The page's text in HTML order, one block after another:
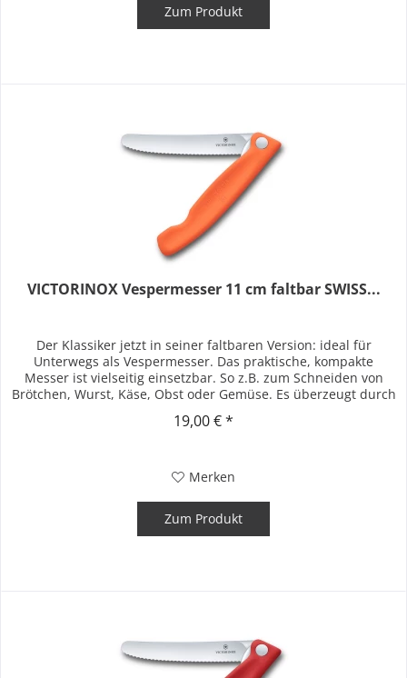
Zum Produkt
VICTORINOX Vespermesser 11 cm faltbar SWISS...
Der Klassiker jetzt in seiner faltbaren Version: ideal für
Unterwegs als Vespermesser. Das praktische, kompakte
Messer ist vielseitig einsetzbar. So z.B. zum Schneiden von
Brötchen, Wurst, Käse, Obst oder Gemüse. Es überzeugt durch
19,00 € *
Merken
Zum Produkt